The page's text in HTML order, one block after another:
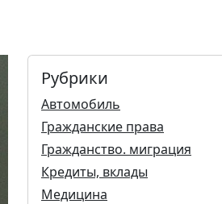
Рубрики
Автомобиль
Гражданские права
Гражданство. миграция
Кредиты, вклады
Медицина